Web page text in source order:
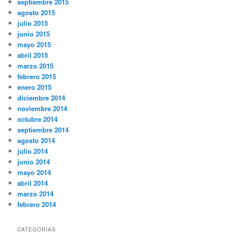
agosto 2015
julio 2015
junio 2015
mayo 2015
abril 2015
marzo 2015
febrero 2015
enero 2015
diciembre 2014
noviembre 2014
octubre 2014
septiembre 2014
agosto 2014
julio 2014
junio 2014
mayo 2014
abril 2014
marzo 2014
febrero 2014
CATEGORÍAS